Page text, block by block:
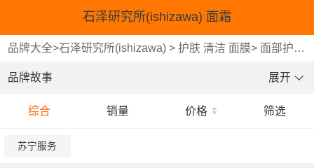
石泽研究所(ishizawa) 面霜
品牌大全>石泽研究所(ishizawa) >护肤 清洁 面膜> 面部护肤
品牌故事 展开
综合 销量 价格 筛选
苏宁服务